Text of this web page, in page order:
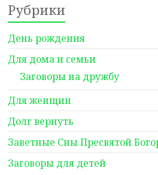
Рубрики
День рождения
Для дома и семьи
Заговоры на дружбу
Для женщин
Долг вернуть
Заветные Сны Пресвятой
Заговоры для детей